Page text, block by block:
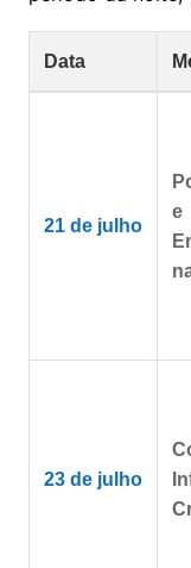
Data
21 de julho
e
23 de julho